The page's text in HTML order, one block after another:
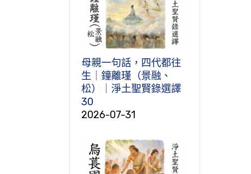
母親一句話，四代都往
生｜鐘離瑾（景融、
松）｜淨土聖賢錄選譯
30
2026-07-31